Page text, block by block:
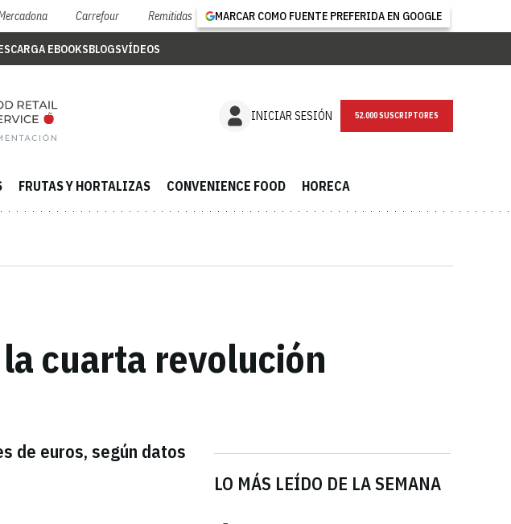
Carrefour Remitidas MARCAR COMO FUENTE PREFERIDA EN GOOGLE
EBOOKSBLOGSVÍDEOS
INICIAR SESIÓN NEWSLETTER
FRUTAS Y HORTALIZAS CONVENIENCE FOOD HORECA
cuarta revolución
de euros, según datos
LO MÁS LEÍDO DE LA SEMANA